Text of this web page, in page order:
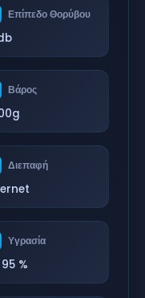
Επίπεδο Θορύβου
Βάρος
Διεπαφή
Υγρασία
%